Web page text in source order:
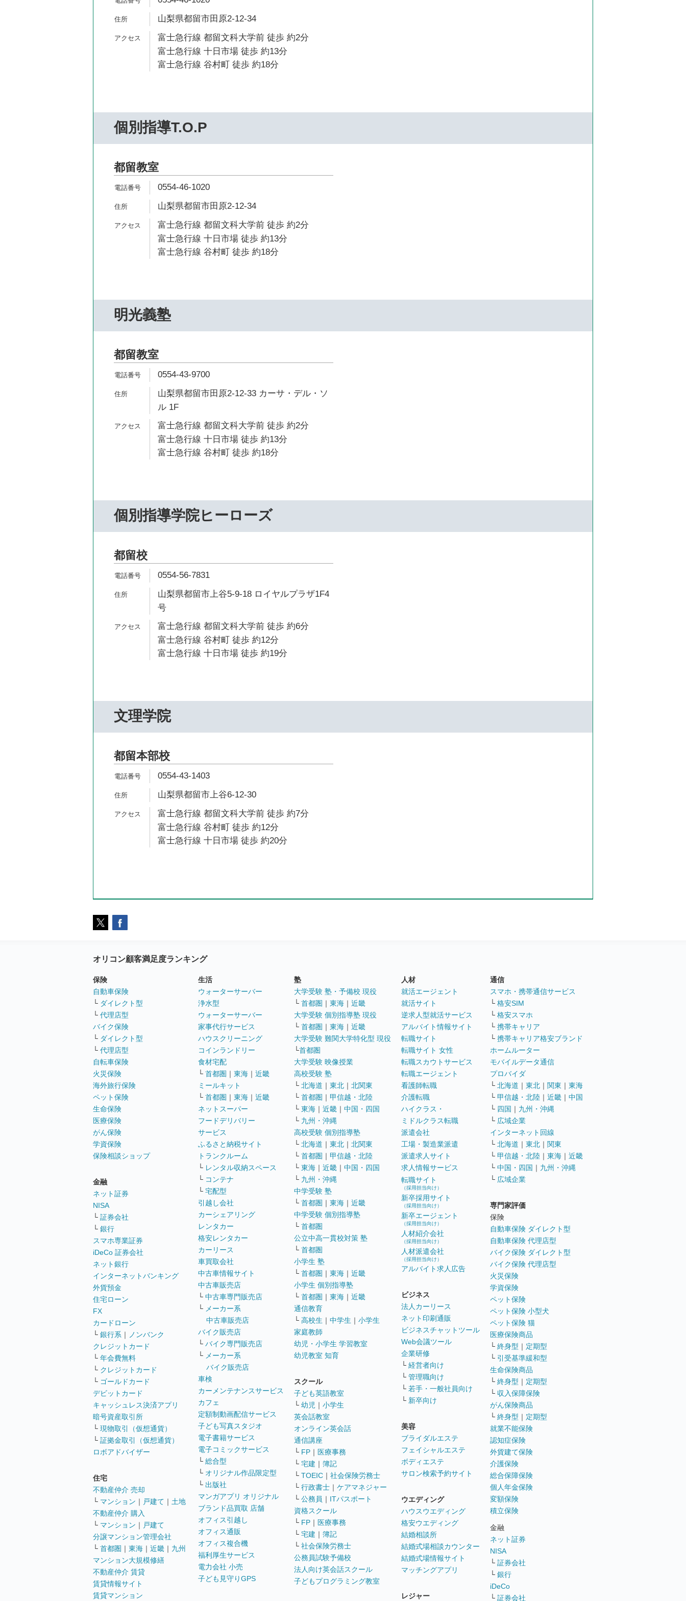
山梨県都留市田原2-12-34
富士急行線 都留文科大学前 徒歩 約2分
富士急行線 十日市場 徒歩 約13分
富士急行線 谷村町 徒歩 約18分
個別指導T.O.P
都留教室
0554-46-1020
山梨県都留市田原2-12-34
富士急行線 都留文科大学前 徒歩 約2分
富士急行線 十日市場 徒歩 約13分
富士急行線 谷村町 徒歩 約18分
明光義塾
都留教室
0554-43-9700
山梨県都留市田原2-12-33 カーサ・デル・ソ
ル 1F
富士急行線 都留文科大学前 徒歩 約2分
富士急行線 十日市場 徒歩 約13分
富士急行線 谷村町 徒歩 約18分
個別指導学院ヒーローズ
都留校
0554-56-7831
山梨県都留市上谷5-9-18 ロイヤルプラザ1F4
号
富士急行線 都留文科大学前 徒歩 約6分
富士急行線 谷村町 徒歩 約12分
富士急行線 十日市場 徒歩 約19分
文理学院
都留本部校
0554-43-1403
山梨県都留市上谷6-12-30
富士急行線 都留文科大学前 徒歩 約7分
富士急行線 谷村町 徒歩 約12分
富士急行線 十日市場 徒歩 約20分
オリコン顧客満足度ランキング
保険
自動車保険
└ ダイレクト型
└ 代理店型
バイク保険
└ ダイレクト型
└ 代理店型
自転車保険
火災保険
海外旅行保険
ペット保険
生命保険
医療保険
がん保険
学資保険
保険相談ショップ
金融
ネット証券
NISA
└ 証券会社
└ 銀行
スマホ専業証券
iDeCo 証券会社
ネット銀行
インターネットバンキング
外貨預金
住宅ローン
FX
カードローン
└ 銀行系 ｜
ノンバンク
クレジットカード
└ 年会費無料
└ クレジットカード
└ ゴールドカード
デビットカード
キャッシュレス決済アプリ
暗号資産取引所
└ 現物取引（仮想通貨）
└ 証拠金取引（仮想通貨）
ロボアドバイザー
住宅
不動産仲介 売却
└ マンション ｜ 戸建て ｜ 土地
不動産仲介 購入
└ マンション ｜ 戸建て
分譲マンション管理会社
└ 首都圏 ｜ 東海 ｜ 近畿 ｜ 九州
マンション大規模修繕
不動産仲介 賃貸
賃貸情報サイト
賃貸マンション
生活
ウォーターサーバー
浄水型
ウォーターサーバー
家事代行サービス
ハウスクリーニング
コインランドリー
食材宅配
└ 首都圏 ｜ 東海 ｜ 近畿
ミールキット
└ 首都圏 ｜ 東海 ｜ 近畿
ネットスーパー
フードデリバリー
サービス
ふるさと納税サイト
トランクルーム
└ レンタル収納スペース
└ コンテナ
└ 宅配型
引越し会社
カーシェアリング
レンタカー
格安レンタカー
カーリース
車買取会社
中古車情報サイト
中古車販売店
└ 中古車専門販売店
└ メーカー系
中古車販売店
バイク販売店
└ バイク専門販売店
└ メーカー系
バイク販売店
車検
カーメンテナンスサービス
カフェ
定額制動画配信サービス
子ども写真スタジオ
電子書籍サービス
電子コミックサービス
└ 総合型
└ オリジナル作品限定型
└ 出版社
マンガアプリ オリジナル
ブランド品買取 店舗
オフィス引越し
オフィス通販
オフィス複合機
福利厚生サービス
電力会社 小売
子ども見守りGPS
塾
大学受験 塾・予備校 現役
└ 首都圏 ｜ 東海 ｜ 近畿
大学受験 個別指導塾 現役
└ 首都圏 ｜ 東海 ｜ 近畿
大学受験 難関大学特化型 現役
└首都圏
大学受験 映像授業
高校受験 塾
└ 北海道 ｜ 東北 ｜ 北関東
└ 首都圏 ｜ 甲信越・北陸
└ 東海 ｜ 近畿 ｜ 中国・四国
└ 九州・沖縄
高校受験 個別指導塾
└ 北海道 ｜ 東北 ｜ 北関東
└ 首都圏 ｜ 甲信越・北陸
└ 東海 ｜ 近畿 ｜ 中国・四国
└ 九州・沖縄
中学受験 塾
└ 首都圏 ｜ 東海 ｜ 近畿
中学受験 個別指導塾
└ 首都圏
公立中高一貫校対策 塾
└ 首都圏
小学生 塾
└ 首都圏 ｜ 東海 ｜ 近畿
小学生 個別指導塾
└ 首都圏 ｜ 東海 ｜ 近畿
通信教育
└ 高校生 ｜ 中学生 ｜ 小学生
家庭教師
幼児・小学生 学習教室
幼児教室 知育
スクール
子ども英語教室
└ 幼児 ｜ 小学生
英会話教室
オンライン英会話
通信講座
└ FP ｜ 医療事務
└ 宅建 ｜ 簿記
└ TOEIC ｜ 社会保険労務士
└ 行政書士 ｜ ケアマネジャー
└ 公務員 ｜ ITパスポート
資格スクール
└ FP ｜ 医療事務
└ 宅建 ｜ 簿記
└ 社会保険労務士
公務員試験予備校
法人向け英会話スクール
子どもプログラミング教室
人材
就活エージェント
就活サイト
逆求人型就活サービス
アルバイト情報サイト
転職サイト
転職サイト 女性
転職スカウトサービス
転職エージェント
看護師転職
介護転職
ハイクラス・
ミドルクラス転職
派遣会社
工場・製造業派遣
派遣求人サイト
求人情報サービス
転職サイト
（採用担当向け）
新卒採用サイト
（採用担当向け）
新卒エージェント
（採用担当向け）
人材紹介会社
（採用担当向け）
人材派遣会社
（採用担当向け）
アルバイト求人広告
ビジネス
法人カーリース
ネット印刷通販
ビジネスチャットツール
Web会議ツール
企業研修
└ 経営者向け
└ 管理職向け
└ 若手・一般社員向け
└ 新卒向け
美容
ブライダルエステ
フェイシャルエステ
ボディエステ
サロン検索予約サイト
ウエディング
ハウスウエディング
格安ウエディング
結婚相談所
結婚式場相談カウンター
結婚式場情報サイト
マッチングアプリ
レジャー
通信
スマホ・携帯通信サービス
└ 格安SIM
└ 格安スマホ
└ 携帯キャリア
└ 携帯キャリア格安ブランド
ホームルーター
モバイルデータ通信
プロバイダ
└ 北海道 ｜ 東北 ｜ 関東 ｜ 東海
└ 甲信越・北陸 ｜ 近畿 ｜ 中国
└ 四国 ｜ 九州・沖縄
└ 広域企業
インターネット回線
└ 北海道 ｜ 東北 ｜ 関東
└ 甲信越・北陸 ｜ 東海 ｜ 近畿
└ 中国・四国 ｜ 九州・沖縄
└ 広域企業
専門家評価
保険
自動車保険 ダイレクト型
自動車保険 代理店型
バイク保険 ダイレクト型
バイク保険 代理店型
火災保険
学資保険
ペット保険
ペット保険 小型犬
ペット保険 猫
医療保険商品
└ 終身型 ｜ 定期型
└ 引受基準緩和型
生命保険商品
└ 終身型 ｜ 定期型
└ 収入保障保険
がん保険商品
└ 終身型 ｜ 定期型
就業不能保険
認知症保険
外貨建て保険
介護保険
総合保障保険
個人年金保険
変額保険
積立保険
金融
ネット証券
NISA
└ 証券会社
└ 銀行
iDeCo
└ 証券会社